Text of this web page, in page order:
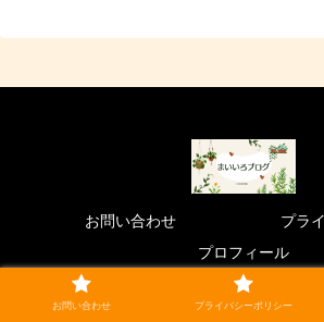
お問い合わせ
プラ
プロフィール
© 2023 まいいろブログ.
お問い合わせ プライバシーポリシー